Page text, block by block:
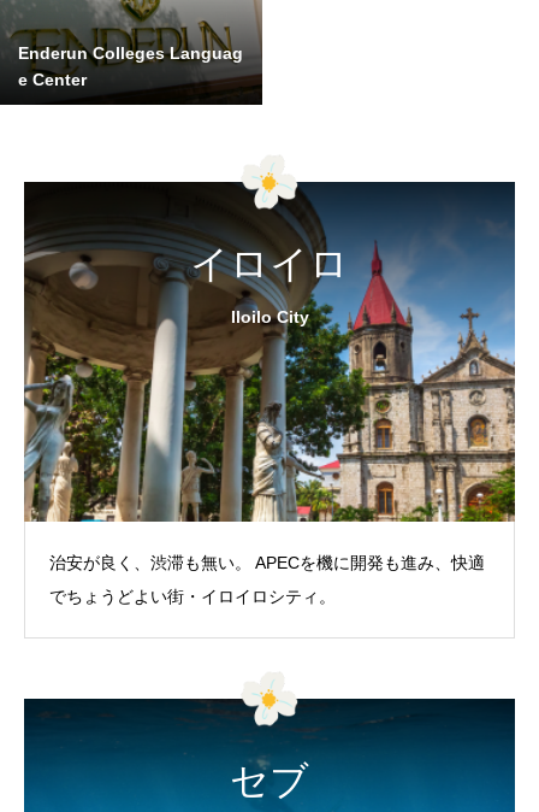
Enderun Colleges Languag
e Center
イロイロ
Iloilo City
治安が良く、渋滞も無い。 APECを機に開発も進み、快適
でちょうどよい街・イロイロシティ。
セブ